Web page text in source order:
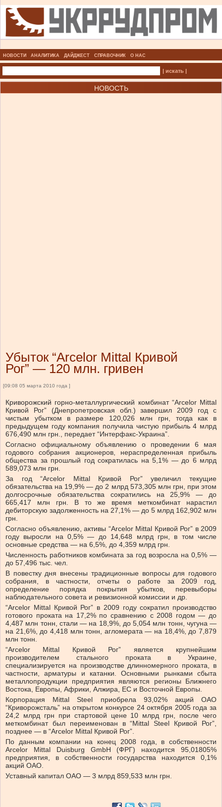
НОВОСТИ АНАЛИТИКА ДАЙДЖЕСТ СПРАВОЧНИК О НАС
| искать |
НОВОСТЬ
Убыток “Arcelor Mittal Кривой
Рог” — 120 млн. гривен
[09:08 05 марта 2010 года ]
Криворожский горно-металлургический комбинат “Arcelor Mittal
Кривой Рог” (Днепропетровская обл.) завершил 2009 год с
чистым убытком в размере 120,026 млн грн, тогда как в
предыдущем году компания получила чистую прибыль 4 млрд
676,490 млн грн., передает “Интерфакс-Украина”.
Согласно официальному объявлению о проведении 6 мая
годового собрания акционеров, нераспределенная прибыль
общества за прошлый год сократилась на 5,1% — до 6 млрд
589,073 млн грн.
За год “Arcelor Mittal Кривой Рог” увеличил текущие
обязательства на 19,9% — до 2 млрд 573,305 млн грн, при этом
долгосрочные обязательства сократились на 25,9% — до
665,417 млн грн. В то же время меткомбинат нарастил
дебиторскую задолженность на 27,1% — до 5 млрд 162,902 млн
грн.
Согласно объявлению, активы “Arcelor Mittal Кривой Рог” в 2009
году выросли на 0,5% — до 14,648 млрд грн, в том числе
основные средства — на 6,5%, до 4,359 млрд грн.
Численность работников комбината за год возросла на 0,5% —
до 57,496 тыс. чел.
В повестку дня внесены традиционные вопросы для годового
собрания, в частности, отчеты о работе за 2009 год,
определение порядка покрытия убытков, перевыборы
наблюдательного совета и ревизионной комиссии и др.
“Arcelor Mittal Кривой Рог” в 2009 году сократил производство
готового проката на 17,2% по сравнению с 2008 годом — до
4,487 млн тонн, стали — на 18,9%, до 5,054 млн тонн, чугуна —
на 21,6%, до 4,418 млн тонн, агломерата — на 18,4%, до 7,879
млн тонн.
“Arcelor Mittal Кривой Рог” является крупнейшим
производителем стального проката в Украине,
специализируется на производстве длинномерного проката, в
частности, арматуры и катанки. Основными рынками сбыта
металлопродукции предприятия являются регионы Ближнего
Востока, Европы, Африки, Алжира, ЕС и Восточной Европы.
Корпорация Mittal Steel приобрела 93,02% акций ОАО
“Криворожсталь” на открытом конкурсе 24 октября 2005 года за
24,2 млрд грн при стартовой цене 10 млрд грн, после чего
меткомбинат был переименован в “Mittal Steel Кривой Рог”,
позднее — в “Arcelor Mittal Кривой Рог”.
По данным компании на конец 2008 года, в собственности
Arcelor Mittal Duisburg GmbH (ФРГ) находится 95,01805%
предприятия, в собственности государства находится 0,1%
акций ОАО.
Уставный капитал ОАО — 3 млрд 859,533 млн грн.